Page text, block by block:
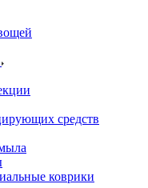
средств
коврики